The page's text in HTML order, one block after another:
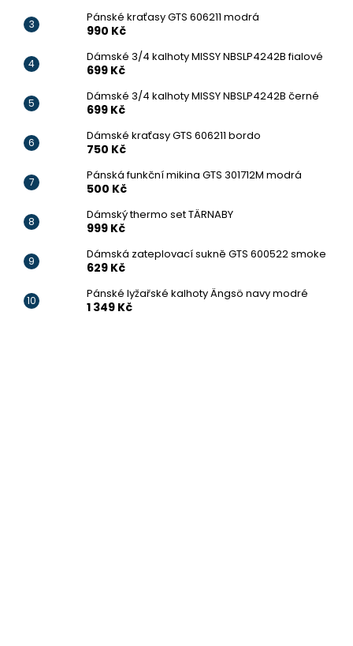
Pánské kraťasy GTS 606211 modrá
990 Kč
Dámské 3/4 kalhoty MISSY NBSLP4242B fialové
699 Kč
Dámské 3/4 kalhoty MISSY NBSLP4242B černé
699 Kč
Dámské kraťasy GTS 606211 bordo
750 Kč
Pánská funkční mikina GTS 301712M modrá
500 Kč
Dámský thermo set TÄRNABY
999 Kč
Dámská zateplovací sukně GTS 600522 smoke
629 Kč
Pánské lyžařské kalhoty Ängsö navy modré
1 349 Kč